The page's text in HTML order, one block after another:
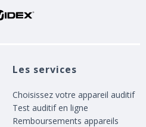
Les services
Choisissez votre appareil auditif
Test auditif en ligne
Remboursements appareils